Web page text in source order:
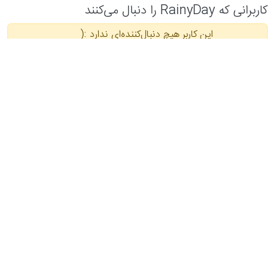
کاربرانی که RainyDay را دنبال می‌کنند
این کاربر هیچ دنبال‌کننده‌ای ندارد :(